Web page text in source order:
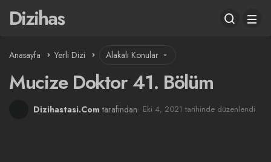
Dizihas
Anasayfa Yerli Dizi Alakalı Konular
Mucize Doktor 41. Bölüm
Dizihastasi.Com tarafından Eki 4, 2021 tarihinde düzenlendi